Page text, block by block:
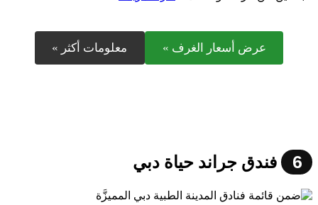
عرض أسعار الغرف » معلومات أكثر »
6 فندق جراند حياة دبي